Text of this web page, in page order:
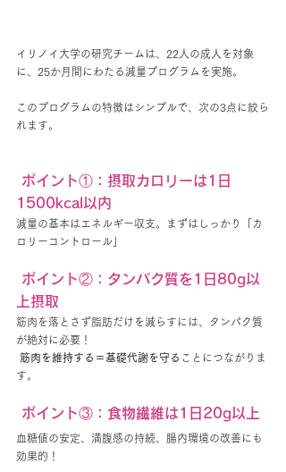
イリノイ大学の研究チームは、22人の成人を対象
に、25か月間にわたる減量プログラムを実施。
このプログラムの特徴はシンプルで、次の3点に絞ら
れます。
1500kcal以内
減量の基本はエネルギー収支。まずはしっかり「カ
ロリーコントロール」
上摂取
筋肉を落とさず脂肪だけを減らすには、タンパク質
が絶対に必要！
筋肉を維持する＝基礎代謝を守る ことにつながりま
す。
ポイント③：食物繊維は1日20g以上
血糖値の安定、満腹感の持続、腸内環境の改善にも
効果的！